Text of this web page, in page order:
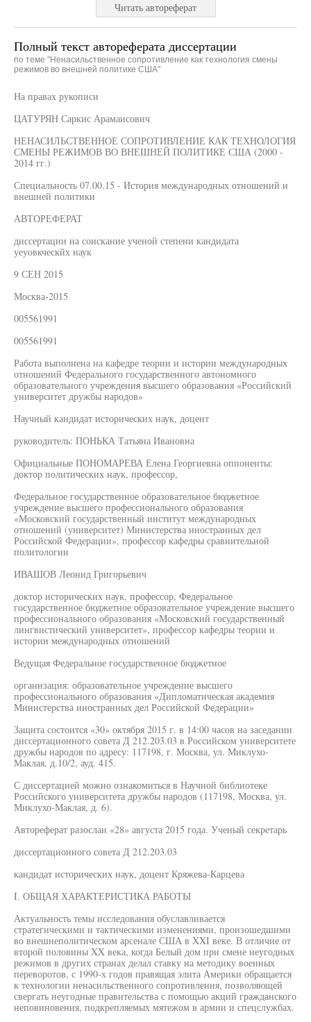
Читать автореферат
Полный текст автореферата диссертации
по теме "Ненасильственное сопротивление как технология смены
режимов во внешней политике США"
На правах рукописи
ЦАТУРЯН Саркис Арамаисович
НЕНАСИЛЬСТВЕННОЕ СОПРОТИВЛЕНИЕ КАК ТЕХНОЛОГИЯ
СМЕНЫ РЕЖИМОВ ВО ВНЕШНЕЙ ПОЛИТИКЕ США (2000 -
2014 гг.)
Специальность 07.00.15 - История международных отношений и
внешней политики
АВТОРЕФЕРАТ
диссертации на соискание ученой степени кандидата
уеуовкческйх наук
9 СЕН 2015
Москва-2015
005561991
005561991
Работа выполнена на кафедре теории и истории международных
отношений Федерального государственного автономного
образовательного учреждения высшего образования «Российский
университет дружбы народов»
Научный кандидат исторических наук, доцент
руководитель: ПОНЬКА Татьяна Ивановна
Официальные ПОНОМАРЕВА Елена Георгиевна оппоненты:
доктор политических наук, профессор,
Федеральное государственное образовательное бюджетное
учреждение высшего профессионального образования
«Московский государственный институт международных
отношений (университет) Министерства иностранных дел
Российской Федерации», профессор кафедры сравнительной
политологии
ИВАШОВ Леонид Григорьевич
доктор исторических наук, профессор, Федеральное
государственное бюджетное образовательное учреждение высшего
профессионального образования «Московский государственный
лингвистический университет», профессор кафедры теории и
истории международных отношений
Ведущая Федеральное государственное бюджетное
организация: образовательное учреждение высшего
профессионального образования «Дипломатическая академия
Министерства иностранных дел Российской Федерации»
Защита состоится «30» октября 2015 г. в 14:00 часов на заседании
диссертационного совета Д 212.203.03 в Российском университете
дружбы народов по адресу: 117198, г. Москва, ул. Миклухо-
Маклая, д.10/2, ауд. 415.
С диссертацией можно ознакомиться в Научной библиотеке
Российского университета дружбы народов (117198, Москва, ул.
Миклухо-Маклая, д. 6).
Автореферат разослан «28» августа 2015 года. Ученый секретарь
диссертационного совета Д 212.203.03
кандидат исторических наук, доцент Кряжева-Карцева
I. ОБЩАЯ ХАРАКТЕРИСТИКА РАБОТЫ
Актуальность темы исследования обуславливается
стратегическими и тактическими изменениями, произошедшими
во внешнеполитическом арсенале США в XXI веке. В отличие от
второй половины XX века, когда Белый дом при смене неугодных
режимов в других странах делал ставку на методику военных
переворотов, с 1990-х годов правящая элита Америки обращается
к технологии ненасильственного сопротивления, позволяющей
свергать неугодные правительства с помощью акций гражданского
неповиновения, подкрепляемых мятежом в армии и спецслужбах.